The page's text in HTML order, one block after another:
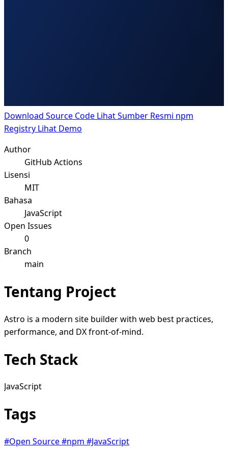
Download Source Code Lihat Sumber Resmi npm
Registry Lihat Demo
Author
GitHub Actions
Lisensi
MIT
Bahasa
JavaScript
Open Issues
0
Branch
main
Tentang Project
Astro is a modern site builder with web best practices,
performance, and DX front-of-mind.
Tech Stack
JavaScript
Tags
#Open Source#npm #JavaScript